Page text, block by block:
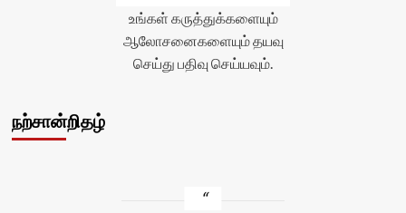
உங்கள் கருத்துக்களையும்
ஆலோசனைகளையும் தயவு
செய்து பதிவு செய்யவும்.
நற்சான்றிதழ்